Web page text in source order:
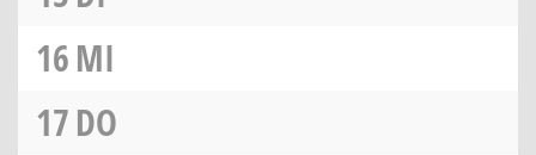
16MI
17DO